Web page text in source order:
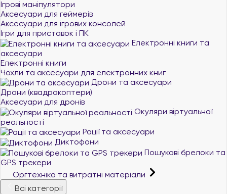
Ігрові маніпулятори
Аксесуари для геймерів
Аксесуари для ігрових консолей
Ігри для приставок і ПК
Електронні книги та
аксесуари
Електронні книги
Чохли та аксесуари для електронних книг
Дрони та аксесуари
Дрони (квадрокоптери)
Аксесуари для дронів
Окуляри віртуальної
реальності
Рації та аксесуари
Диктофони
Пошукові брелоки та
GPS трекери
Оргтехніка та витратні матеріали
Всі категорії